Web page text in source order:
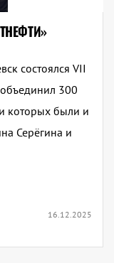
состоялся VII
300
которых были и
Серёгина и
16.12.2025